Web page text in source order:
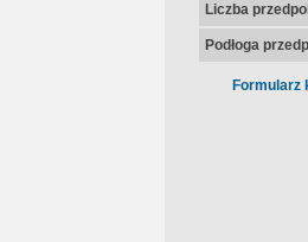
Liczba
Podłoga
Formularz